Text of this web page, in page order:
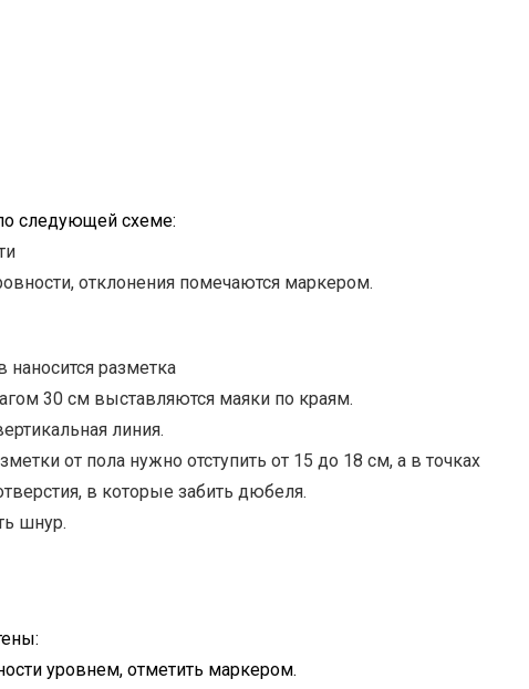
следующей схеме:
отклонения помечаются маркером.
разметка
30 см выставляются маяки по краям.
линия.
от пола нужно отступить от 15 до 18 см, а в точках
в которые забить дюбеля.
шнур.
уровнем, отметить маркером.